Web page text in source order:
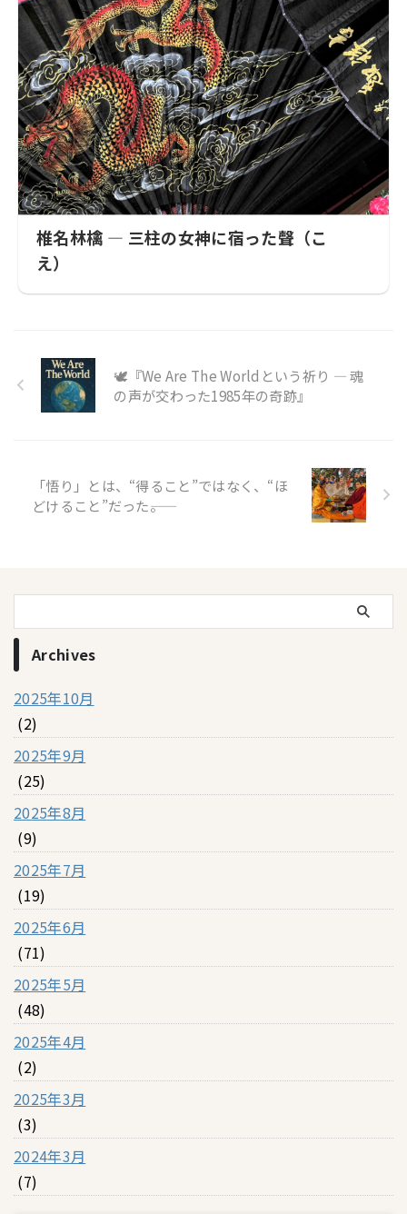
椎名林檎 ― 三柱の女神に宿った聲（こ
え）
🕊『We Are The Worldという祈り ― 魂
の声が交わった1985年の奇跡』
「悟り」とは、“得ること”ではなく、“ほ
どけること”だった――。
Archives
2025年10月
(2)
2025年9月
(25)
2025年8月
(9)
2025年7月
(19)
2025年6月
(71)
2025年5月
(48)
2025年4月
(2)
2025年3月
(3)
2024年3月
(7)